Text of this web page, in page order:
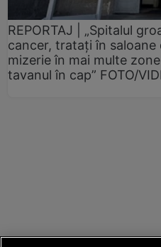
REPORTAJ | „Spitalul
cancer, tratați în
mizerie în mai multe
tavanul în cap” FOTO/